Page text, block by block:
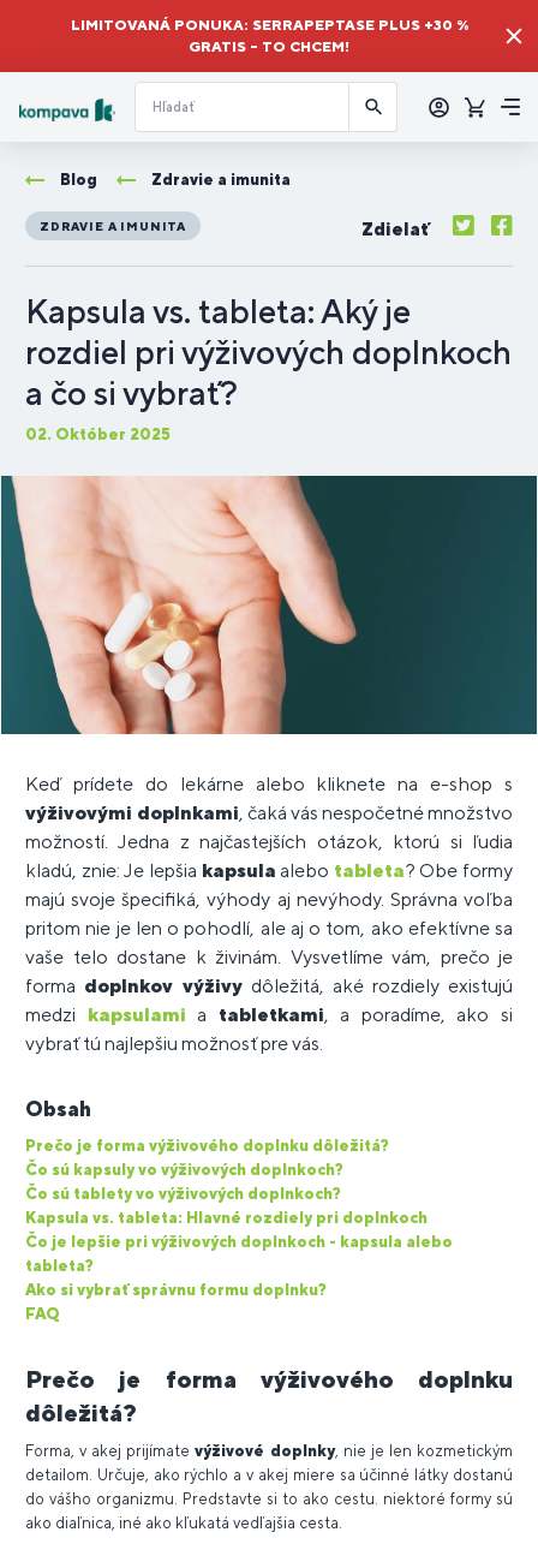
LIMITOVANÁ PONUKA: SERRAPEPTASE PLUS +30 %
GRATIS – TO CHCEM!
sa
Košík
Blog Zdravie a imunita
ZDRAVIE A IMUNITA Zdielať
Kapsula vs. tableta: Aký je
rozdiel pri výživových doplnkoch
a čo si vybrať?
02. Október 2025
Keď prídete do lekárne alebo kliknete na e-shop s
výživovými doplnkami, čaká vás nespočetné množstvo
možností. Jedna z najčastejších otázok, ktorú si ľudia
kladú, znie: Je lepšia kapsula alebo tableta? Obe formy
majú svoje špecifiká, výhody aj nevýhody. Správna voľba
pritom nie je len o pohodlí, ale aj o tom, ako efektívne sa
vaše telo dostane k živinám. Vysvetlíme vám, prečo je
forma doplnkov výživy dôležitá, aké rozdiely existujú
medzi kapsulami a tabletkami, a poradíme, ako si
vybrať tú najlepšiu možnosť pre vás.
Obsah
Prečo je forma výživového doplnku dôležitá?
Čo sú kapsuly vo výživových doplnkoch?
Čo sú tablety vo výživových doplnkoch?
Kapsula vs. tableta: Hlavné rozdiely pri doplnkoch
Čo je lepšie pri výživových doplnkoch - kapsula alebo
tableta?
Ako si vybrať správnu formu doplnku?
FAQ
Prečo je forma výživového doplnku
dôležitá?
Forma, v akej prijímatevýživové doplnky, nie je len kozmetickým
detailom. Určuje, ako rýchlo a v akej miere sa účinné látky dostanú
do vášho organizmu. Predstavte si to ako cestu. niektoré formy sú
ako diaľnica, iné ako kľukatá vedľajšia cesta.